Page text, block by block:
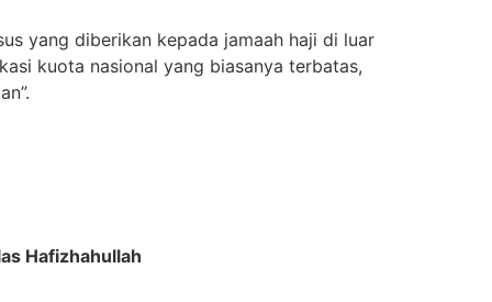
yang diberikan kepada jamaah haji di luar
kuota nasional yang biasanya terbatas,
Hafizhahullah